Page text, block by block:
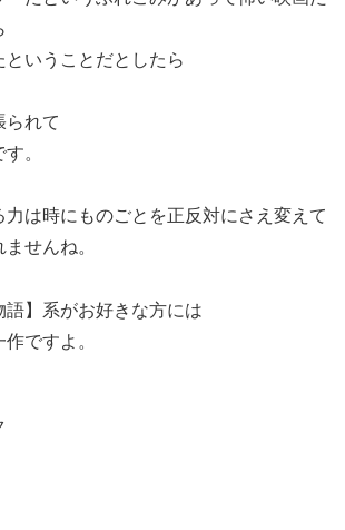
いうことだとしたら
られて
。
力は時にものごとを正反対にさえ変えて
せんね。
語】系がお好きな方には
ですよ。